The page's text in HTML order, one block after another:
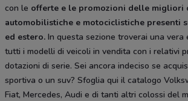
con le offerte e le promozioni delle migliori
automobilistiche e motociclistiche presenti
ed estero. In questa sezione troverai una vera
tutti i modelli di veicoli in vendita con i relativi
dotazioni di serie. Sei ancora indeciso se
sportiva o un suv? Sfoglia qui il catalogo
Fiat, Mercedes, Audi e di tanti altri colossi del